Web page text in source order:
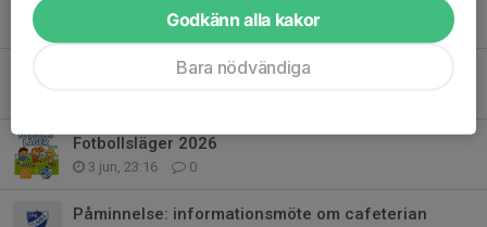
0
Fotbollsläger 2026
3 jun, 23:16 0
Påminnelse: informationsmöte om cafeterian
Godkänn alla kakor
Bara nödvändiga